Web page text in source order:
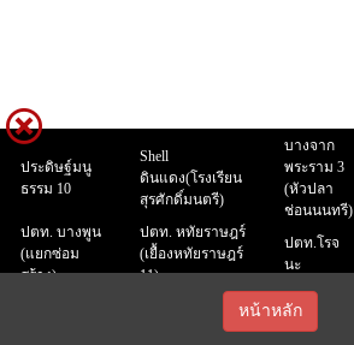
หน้าหลัก
ประดิษฐ์มนู
ธรรม 10
Shell
ดินแดง(โรงเรียน
สุรศักดิ์มนตรี)
บางจาก
พระราม 3
(หัวปลา
ช่อนนนทรี)
ปตท. บางพูน
(แยกซ่อม
สร้าง)
ปตท. หทัยราษฎร์
(เยื้องหทัยราษฎร์
11)
ปตท.โรจ
นะ
บางจาก